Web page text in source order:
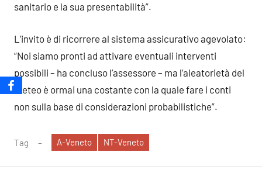
sanitario e la sua presentabilità”.
L’invito è di ricorrere al sistema assicurativo agevolato:
“Noi siamo pronti ad attivare eventuali interventi
possibili – ha concluso l’assessore – ma l’aleatorietà del
meteo è ormai una costante con la quale fare i conti
non sulla base di considerazioni probabilistiche”.
Tag A-Veneto NT-Veneto